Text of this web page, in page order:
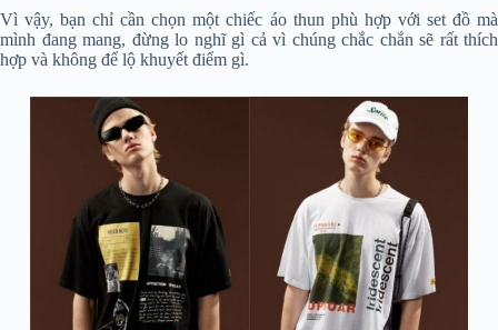
Vì vậy, bạn chỉ cần chọn một chiếc áo thun phù hợp với set đồ mà
mình đang mang, đừng lo nghĩ gì cả vì chúng chắc chắn sẽ rất thích
hợp và không để lộ khuyết điểm gì.